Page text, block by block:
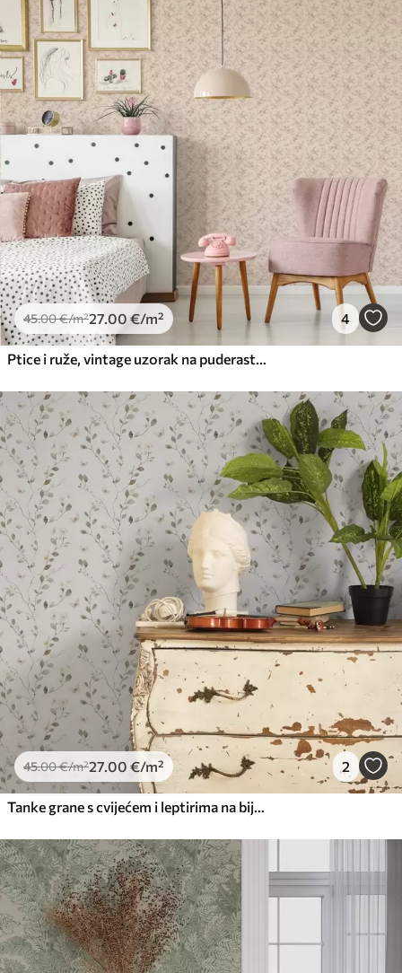
45.00€/m²27.00 €/m² 4
Ptice i ruže, vintage uzorak na puderasto ružičastoj boji
45.00€/m²27.00 €/m² 2
Tanke grane s cvijećem i leptirima na bijeloj pozadini